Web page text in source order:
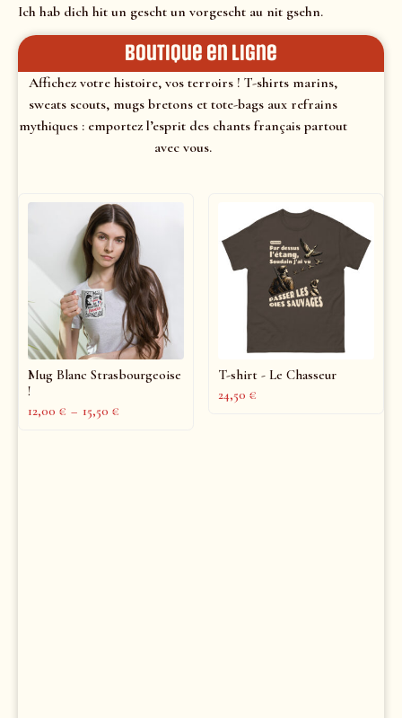
Ich hab dich hit un gescht un vorgescht au nit gsehn.
Boutique en ligne
Affichez votre histoire, vos terroirs ! T-shirts marins,
sweats scouts, mugs bretons et tote-bags aux refrains
mythiques : emportez l’esprit des chants français partout
avec vous.
Mug Blanc Strasbourgeoise
!
12,00 € – 15,50 €
T-shirt - Le Chasseur
24,50 €